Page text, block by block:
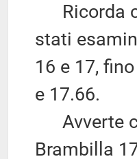
Ricorda
stati
16 e 17,
e 17.66.
Avverte
Brambilla